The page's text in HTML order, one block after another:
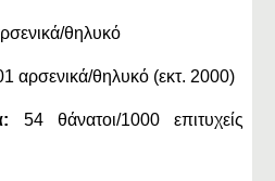
θηλυκό
αρσενικά/θηλυκό (εκτ. 2000)
54 θάνατοι/1000 επιτυχείς